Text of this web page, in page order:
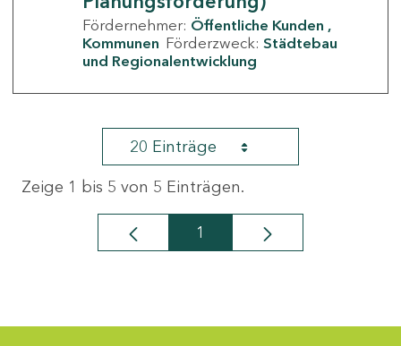
Fördernehmer: Öffentliche Kunden
Kommunen Förderzweck: Städtebau
und Regionalentwicklung
20 Einträge
Zeige 1 bis 5 von 5 Einträgen.
Seite
1